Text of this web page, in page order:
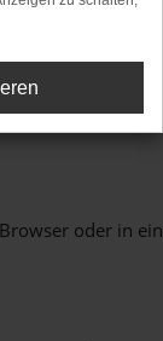
oder in